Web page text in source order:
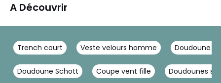
A Découvrir
Trench court Veste velours homme Doudoune
Doudoune Schott Coupe vent fille Doudounes